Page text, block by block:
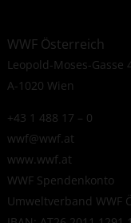
WWF Österreich
Leopold-Moses-Gasse
A-1020 Wien
+43 1 488 17 – 0
wwf@wwf.at
www.wwf.at
WWF Spendenkonto
Umweltverband WWF